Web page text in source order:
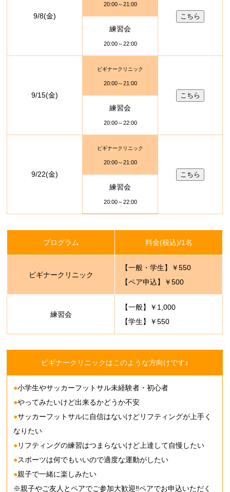
9/8(金)
20:00～21:00
こちら
練習会
20:00～22:00
9/15(金)
ビギナークリニック
20:00～21:00
こちら
練習会
20:00～22:00
9/22(金)
ビギナークリニック
20:00～21:00
こちら
練習会
20:00～22:00
プログラム 料金(税込)/1名
ビギナークリニック
【一般・学生】￥550
【ペア申込】￥500
練習会
【一般】￥1,000
【学生】￥550
ビギナークリニックはこのような方向けです♪
●小学生やサッカーフットサル未経験者・初心者
●やってみたいけど出来るかどうか不安
●サッカーフットサルに自信はないけどリフティングが上手く
なりたい
●リフティングの練習はつまらないけど上達して自慢したい
●スポーツは何でもいいので適度な運動がしたい
●親子で一緒に楽しみたい
※親子やご友人とペアでご参加大歓迎‼ペアでお申込いただく